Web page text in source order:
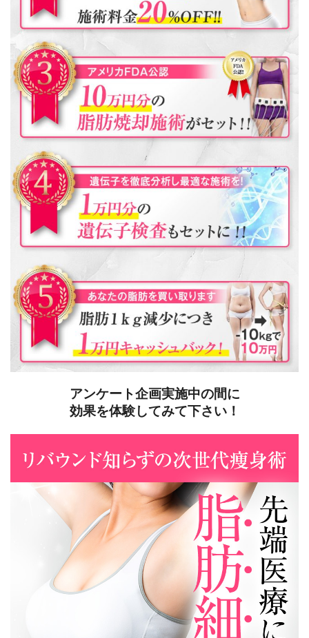
アンケート企画実施中の間に
効果を体験してみて下さい！